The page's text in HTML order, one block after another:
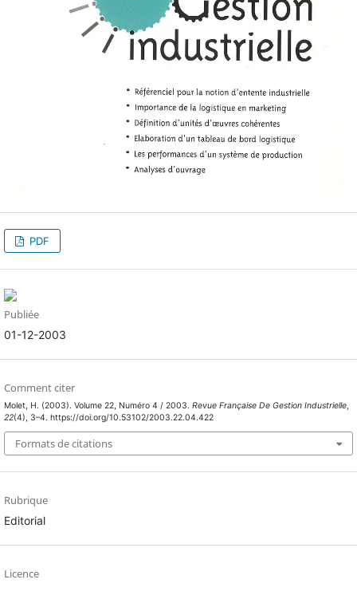
PDF
Publiée
01-12-2003
Comment citer
Molet, H. (2003). Volume 22, Numéro 4 / 2003. Revue Française De Gestion Industrielle,
22(4), 3–4. https://doi.org/10.53102/2003.22.04.422
Formats de citations
Rubrique
Editorial
Licence